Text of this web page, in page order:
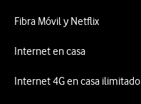
Fibra Móvil y Netflix
Internet en casa
Internet 4G en casa ilimitado